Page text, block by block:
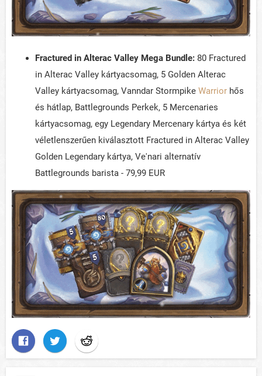
Fractured in Alterac Valley Mega Bundle: 80 Fractured
in Alterac Valley kártyacsomag, 5 Golden Alterac
Valley kártyacsomag, Vanndar Stormpike Warrior hős
és hátlap, Battlegrounds Perkek, 5 Mercenaries
kártyacsomag, egy Legendary Mercenary kártya és két
véletlenszerűen kiválasztott Fractured in Alterac Valley
Golden Legendary kártya, Ve'nari alternatív
Battlegrounds barista - 79,99 EUR